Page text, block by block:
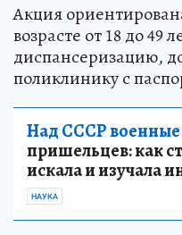
Акция
возрасте от 18 до 49
диспансеризацию,
поликлинику с
Над СССР военные
пришельцев: как
искала и изучала
НАУКА